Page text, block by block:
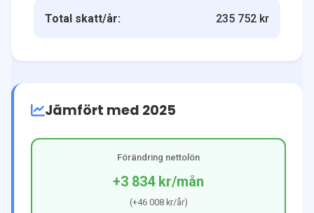
Total skatt/år: 235 752 kr
Jämfört med 2025
Förändring nettolön
+3 834 kr/mån
(+46 008 kr/år)